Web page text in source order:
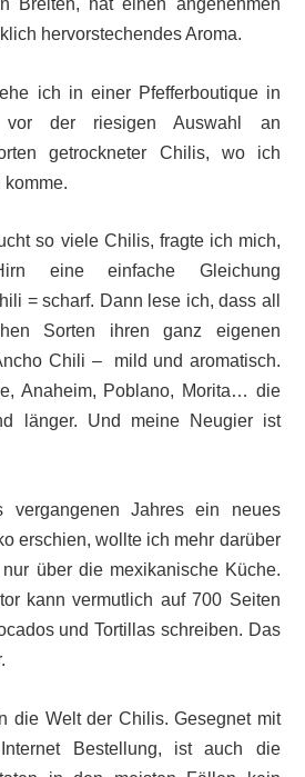
Breiten, hat einen angenehmen
hervorstechendes Aroma.
ich in einer Pfefferboutique in
vor der riesigen Auswahl an
getrockneter Chilis, wo ich
so viele Chilis, fragte ich mich,
eine einfache Gleichung
= scharf. Dann lese ich, dass all
Sorten ihren ganz eigenen
Chili – mild und aromatisch.
Anaheim, Poblano, Morita… die
länger. Und meine Neugier ist
Jahres ein neues
erschien, wollte ich mehr darüber
über die mexikanische Küche.
kann vermutlich auf 700 Seiten
und Tortillas schreiben. Das
die Welt der Chilis. Gesegnet mit
Bestellung, ist auch die